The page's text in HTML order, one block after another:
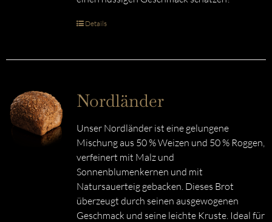
Details
Nordländer
Unser Nordländer ist eine gelungene
Mischung aus 50 % Weizen und 50 % Roggen,
verfeinert mit Malz und
Sonnenblumenkernen und mit
Natursauerteig gebacken. Dieses Brot
überzeugt durch seinen ausgewogenen
Geschmack und seine leichte Kruste. Ideal für